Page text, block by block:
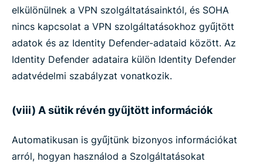
elkülönülnek a VPN szolgáltatásainktól, és SOHA
nincs kapcsolat a VPN szolgáltatásokhoz gyűjtött
adatok és az Identity Defender-adataid között. Az
Identity Defender adataira külön Identity Defender
adatvédelmi szabályzat vonatkozik.
(viii) A sütik révén gyűjtött információk
Automatikusan is gyűjtünk bizonyos információkat
arról, hogyan használod a Szolgáltatásokat